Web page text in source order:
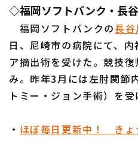
運営会社 （別ウィンドウで開く）
特定商取引法の表示
◇福岡ソフトバンク・長
福岡ソフトバンクの長
日、尼崎市の病院にて、
ア摘出術を受けた。競技
み。昨年3月には左肘関節
トミー・ジョン手術）を受
・ ほぼ毎日更新中！ きょ